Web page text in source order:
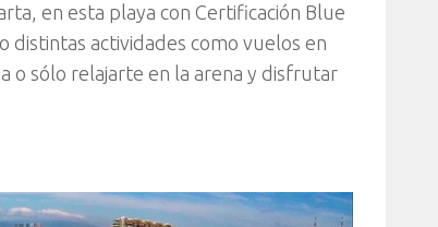
en esta playa con Certificación Blue
distintas actividades como vuelos en
o sólo relajarte en la arena y disfrutar